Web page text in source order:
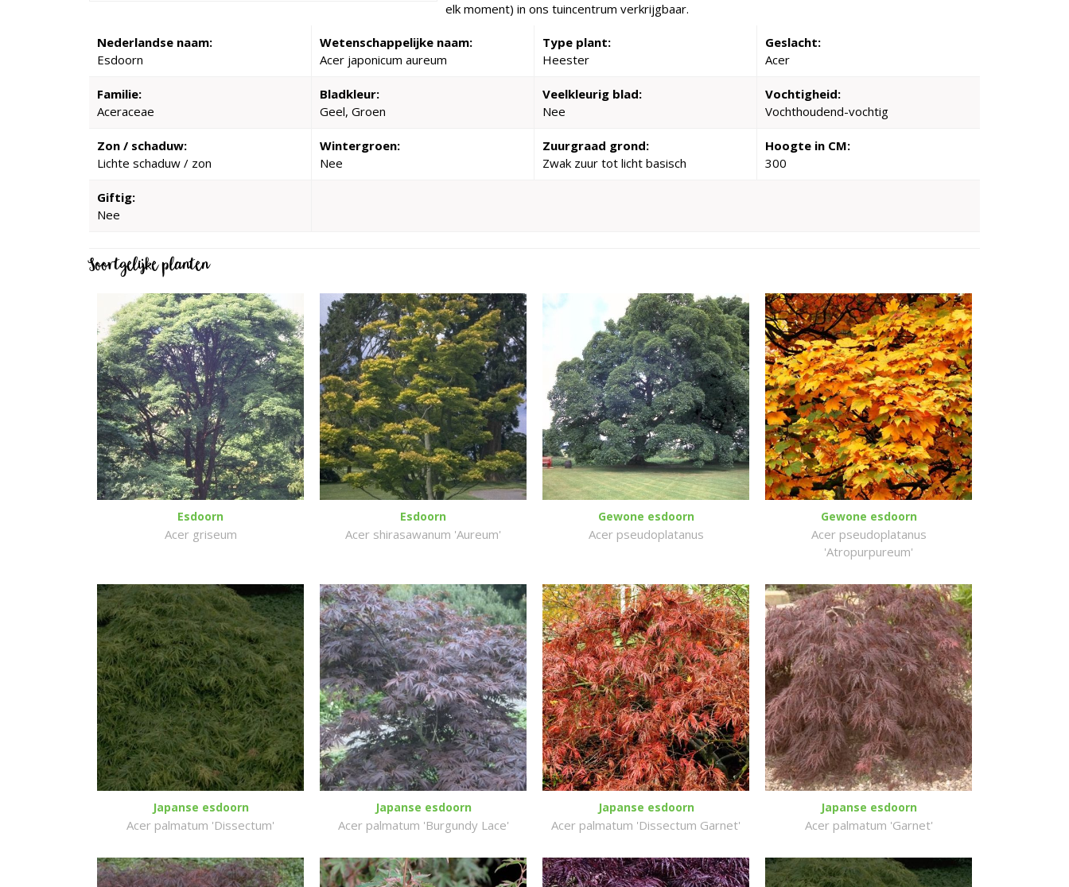
elk moment) in ons tuincentrum verkrijgbaar.
Nederlandse naam:
Esdoorn
Wetenschappelijke naam:
Acer japonicum aureum
Type plant:
Heester
Geslacht:
Acer
Familie:
Aceraceae
Bladkleur:
Geel, Groen
Veelkleurig blad:
Nee
Vochtigheid:
Vochthoudend-vochtig
Zon / schaduw:
Lichte schaduw / zon
Wintergroen:
Nee
Zuurgraad grond:
Zwak zuur tot licht basisch
Hoogte in CM:
300
Giftig:
Nee
Soortgelijke planten
Esdoorn
Acer griseum
Esdoorn
Acer shirasawanum 'Aureum'
Gewone esdoorn
Acer pseudoplatanus
Gewone esdoorn
Acer pseudoplatanus
'Atropurpureum'
Japanse esdoorn
Acer palmatum 'Dissectum'
Japanse esdoorn
Acer palmatum 'Burgundy Lace'
Japanse esdoorn
Acer palmatum 'Dissectum Garnet'
Japanse esdoorn
Acer palmatum 'Garnet'